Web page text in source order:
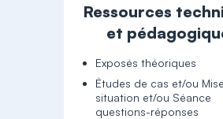
Ressources
et
Exposés théoriques
Études de cas et/ou
situation et/ou Séance
questions-réponses